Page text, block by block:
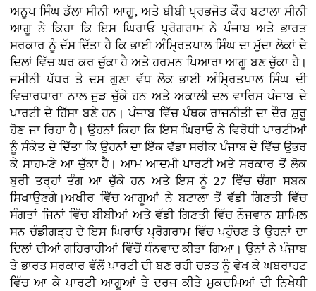
ਅਨੂਪ ਸਿੰਘ ਡੱਲਾ ਸੀਨੀ ਆਗੂ, ਅਤੇ ਬੀਬੀ ਪ੍ਰਭਜੋਤ ਕੌਰ ਬਟਾਲਾ ਸੀਨੀ
ਆਗੂ ਨੇ ਕਿਹਾ ਕਿ ਇਸ ਘਿਰਾਓ ਪ੍ਰੋਗਰਾਮ ਨੇ ਪੰਜਾਬ ਅਤੇ ਭਾਰਤ
ਸਰਕਾਰ ਨੂੰ ਦੱਸ ਦਿੱਤਾ ਹੈ ਕਿ ਭਾਈ ਅੰਮ੍ਰਿਤਪਾਲ ਸਿੰਘ ਦਾ ਮੁੱਦਾ ਲੋਕਾਂ ਦੇ
ਦਿਲਾਂ ਵਿੱਚ ਘਰ ਕਰ ਚੁੱਕਾ ਹੈ ਅਤੇ ਹਰਮਨ ਪਿਆਰਾ ਆਗੂ ਬਣ ਚੁੱਕਾ ਹੈ।
ਜਮੀਨੀ ਪੱਧਰ ਤੇ ਦਸ ਗੁਣਾ ਵੱਧ ਲੋਕ ਭਾਈ ਅੰਮ੍ਰਿਤਪਾਲ ਸਿੰਘ ਦੀ
ਵਿਚਾਰਧਾਰਾ ਨਾਲ ਜੁੜ ਚੁੱਕੇ ਹਨ ਅਤੇ ਅਕਾਲੀ ਦਲ ਵਾਰਿਸ ਪੰਜਾਬ ਦੇ
ਪਾਰਟੀ ਦੇ ਹਿੱਸਾ ਬਣੇ ਹਨ। ਪੰਜਾਬ ਵਿੱਚ ਪੰਥਕ ਰਾਜਨੀਤੀ ਦਾ ਦੌਰ ਸ਼ੁਰੂ
ਹੋਣ ਜਾ ਰਿਹਾ ਹੈ। ਉਹਨਾਂ ਕਿਹਾ ਕਿ ਇਸ ਘਿਰਾਓ ਨੇ ਵਿਰੋਧੀ ਪਾਰਟੀਆਂ
ਨੂੰ ਸੰਕੇਤ ਦੇ ਦਿੱਤਾ ਕਿ ਉਹਨਾਂ ਦਾ ਇੱਕ ਵੱਡਾ ਸਰੀਕ ਪੰਜਾਬ ਦੇ ਵਿੱਚ ਉਭਰ
ਕੇ ਸਾਹਮਣੇ ਆ ਚੁੱਕਾ ਹੈ। ਆਮ ਆਦਮੀ ਪਾਰਟੀ ਅਤੇ ਸਰਕਾਰ ਤੋਂ ਲੋਕ
ਬੁਰੀ ਤਰ੍ਹਾਂ ਤੰਗ ਆ ਚੁੱਕੇ ਹਨ ਅਤੇ ਇਸ ਨੂੰ 27 ਵਿੱਚ ਚੰਗਾ ਸਬਕ
ਸਿਖਾਉਣਗੇ।ਅਖੀਰ ਵਿੱਚ ਆਗੂਆਂ ਨੇ ਬਟਾਲਾ ਤੋਂ ਵੱਡੀ ਗਿਣਤੀ ਵਿੱਚ
ਸੰਗਤਾਂ ਜਿਨਾਂ ਵਿੱਚ ਬੀਬੀਆਂ ਅਤੇ ਵੱਡੀ ਗਿਣਤੀ ਵਿੱਚ ਨੌਜਵਾਨ ਸ਼ਾਮਿਲ
ਸਨ ਚੰਡੀਗੜ੍ਹ ਦੇ ਇਸ ਘਿਰਾਓ ਪ੍ਰੋਗਰਾਮ ਵਿੱਚ ਪਹੁੰਚਣ ਤੇ ਉਹਨਾਂ ਦਾ
ਦਿਲਾਂ ਦੀਆਂ ਗਹਿਰਾਹੀਆਂ ਵਿੱਚੋਂ ਧੰਨਵਾਦ ਕੀਤਾ ਗਿਆ। ਉਨਾਂ ਨੇ ਪੰਜਾਬ
ਤੇ ਭਾਰਤ ਸਰਕਾਰ ਵੱਲੋਂ ਪਾਰਟੀ ਦੀ ਬਣ ਰਹੀ ਚੜਤ ਨੂੰ ਵੇਖ ਕੇ ਘਬਰਾਹਟ
ਵਿੱਚ ਆ ਕੇ ਪਾਰਟੀ ਆਗੂਆਂ ਤੇ ਦਰਜ ਕੀਤੇ ਮੁਕਦਮਿਆਂ ਦੀ ਨਿਖੇਧੀ